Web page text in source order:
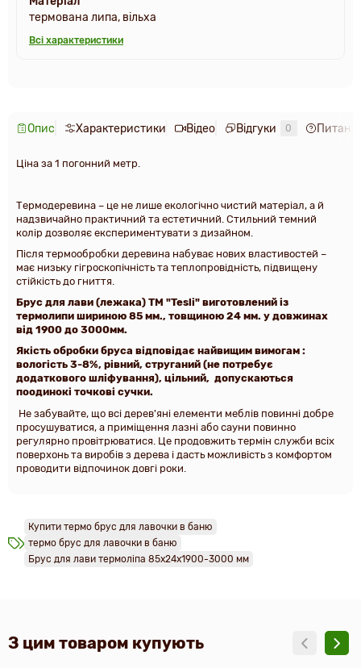
термована липа, вільха
Всі характеристики
Опис Характеристики Відео Відгуки 0
Ціна за 1 погонний метр.
Термодеревина – це не лише екологічно чистий матеріал, а й
надзвичайно практичний та естетичний. Стильний темний
колір дозволяє експериментувати з дизайном.
Після термообробки деревина набуває нових властивостей –
має низьку гігроскопічність та теплопровідність, підвищену
стійкість до гниття.
Брус для лави (лежака) ТМ "Tesli" виготовлений із
термолипи шириною 85 мм., товщиною 24 мм. у довжинах
від 1900 до 3000мм.
Якість обробки бруса відповідає найвищим вимогам :
вологість 3-8%, рівний, струганий (не потребує
додаткового шліфування), цільний, допускаються
поодинокі точкові сучки.
Не забувайте, що всі дерев'яні елементи меблів повинні добре
просушуватися, а приміщення лазні або сауни повинно
регулярно провітрюватися. Це продовжить термін служби всіх
поверхонь та виробів з дерева і дасть можливість з комфортом
проводити відпочинок довгі роки.
Купити термо брус для лавочки в баню
термо брус для лавочки в баню
Брус для лави термоліпа 85х24х1900-3000 мм
З цим товаром купують